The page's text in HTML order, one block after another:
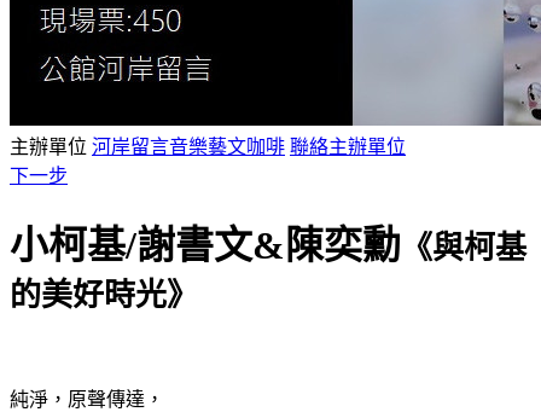
主辦單位 河岸留言音樂藝文咖啡 聯絡主辦單位
下一步
小柯基/謝書文&陳奕勳 《與柯基
的美好時光》
純淨，原聲傳達，